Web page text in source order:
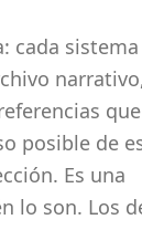
cada
posible de
Es una
lo son. Los